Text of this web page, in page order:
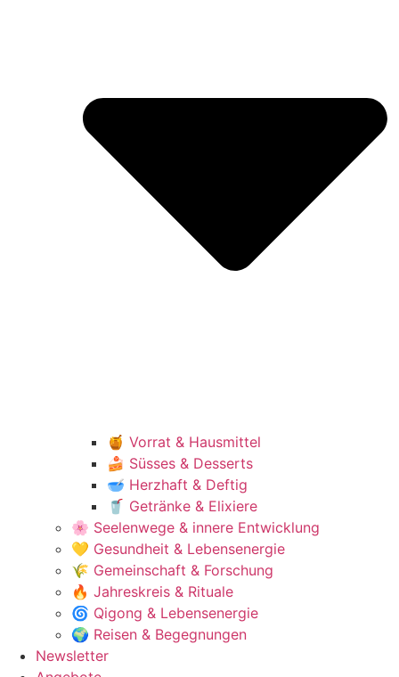
🍯 Vorrat & Hausmittel
🍰 Süsses & Desserts
🥣 Herzhaft & Deftig
🥤 Getränke & Elixiere
🌸 Seelenwege & innere Entwicklung
💛 Gesundheit & Lebensenergie
🌾 Gemeinschaft & Forschung
🔥 Jahreskreis & Rituale
🌀 Qigong & Lebensenergie
🌍 Reisen & Begegnungen
Newsletter